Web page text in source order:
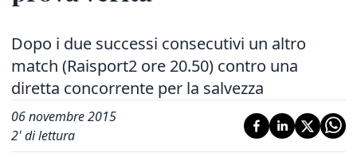
Dopo i due successi consecutivi un altro
match (Raisport2 ore 20.50) contro una
diretta concorrente per la salvezza
06 novembre 2015
2' di lettura